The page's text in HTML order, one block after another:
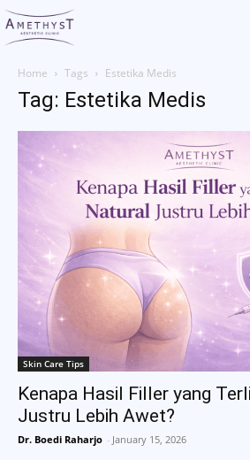
Home Tags Estetika Medis
Tag: Estetika Medis
Skin Care Tips
Kenapa Hasil Filler yang
Justru Lebih Awet?
Dr. Boedi Raharjo - January 15, 2026